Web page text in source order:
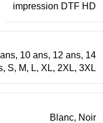
impression DTF HD
10 ans, 12 ans, 14
S, M, L, XL, 2XL, 3XL
Blanc, Noir